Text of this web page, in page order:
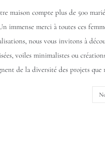
maison compte plus de 500
immense merci à toutes ces
nous vous invitons à
voiles minimalistes ou
de la diversité des projets